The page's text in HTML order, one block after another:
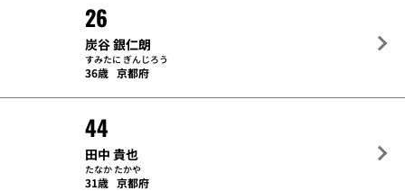
26
炭谷 銀仁朗
すみたに ぎんじろう
36歳 京都府
44
田中 貴也
たなか たかや
31歳 京都府